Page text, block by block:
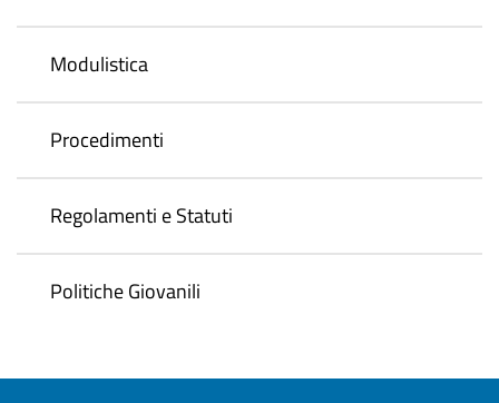
Modulistica
Procedimenti
Regolamenti e Statuti
Politiche Giovanili